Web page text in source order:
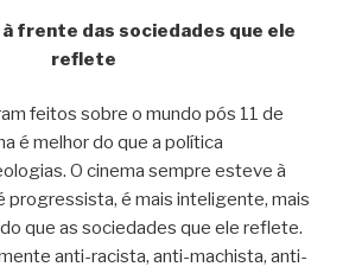
à frente das sociedades que ele
reflete
feitos sobre o mundo pós 11 de
é melhor do que a política
O cinema sempre esteve à
progressista, é mais inteligente, mais
que as sociedades que ele reflete.
anti-racista, anti-machista, anti-